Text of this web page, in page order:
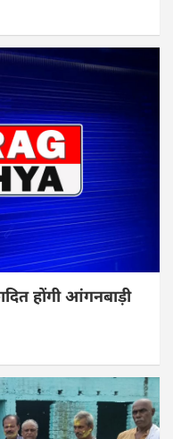
होंगी आंगनबाड़ी